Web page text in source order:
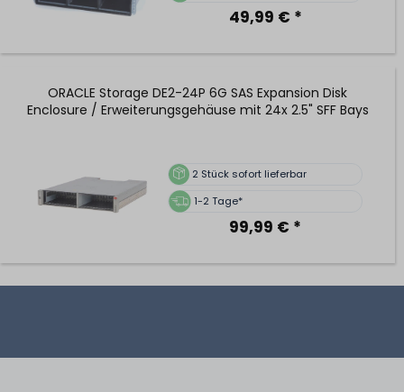
49,99 € *
ORACLE Storage DE2-24P 6G SAS Expansion Disk
Enclosure / Erweiterungsgehäuse mit 24x 2.5" SFF Bays
2 Stück sofort lieferbar
1-2 Tage*
99,99 € *